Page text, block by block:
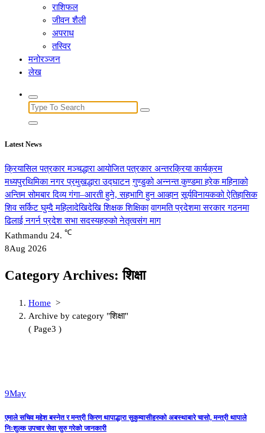
राशिफल
जीवन शैली
अपराध
तस्विर
मनोरञ्जन
लेख
Search
for:
Latest News
क्रियासिल पत्रकार मञ्चद्धारा आयोजित पत्रकार अन्तरक्रिया कार्यक्रम
मध्यपुरथिमिका नगर प्रमुखद्धारा उद्घाटन गुण्डुको अन्नन्त कुण्डमा हरेक महिनाको
अन्तिम सोमबार दिव्य गंगा–आरती हुने, सहभागि हुन आव्हान सूर्यविनायकको ऐतिहासिक
शिव सर्किट घुम्दै महिलादेखिदेखि शिक्षक शिक्षिका वागमति प्रदेशमा सरकार गठनमा
ढिलाई नगर्न प्रदेश सभा सदस्यहरुको नेतृत्वसंग माग
Kathmandu 24. ℃
8Aug 2026
Category Archives: शिक्षा
Home >
Archive by category "शिक्षा"
( Page3 )
9May
एमाले सचिव महेश बस्नेत र मन्त्री किरण थापाद्धारा सुकुम्वासीहरुको अबस्थाबारे चासो, मन्त्री थापाले
निःशुल्क उपचार सेवा सुरु गरेको जानकारी